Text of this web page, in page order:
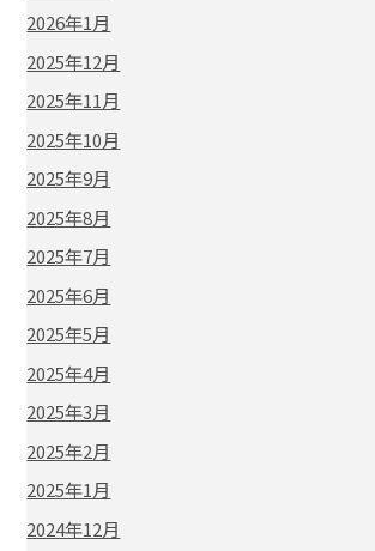
2026年1月
2025年12月
2025年11月
2025年10月
2025年9月
2025年8月
2025年7月
2025年6月
2025年5月
2025年4月
2025年3月
2025年2月
2025年1月
2024年12月